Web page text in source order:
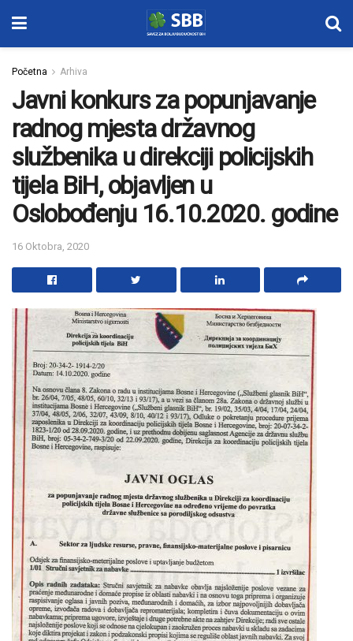
Početna Arhiva
Javni konkurs za popunjavanje
radnog mjesta državnog
službenika u direkciji policijskih
tijela BiH, objavljen u
Oslobođenju 16.10.2020. godine
16 Oktobra, 2020